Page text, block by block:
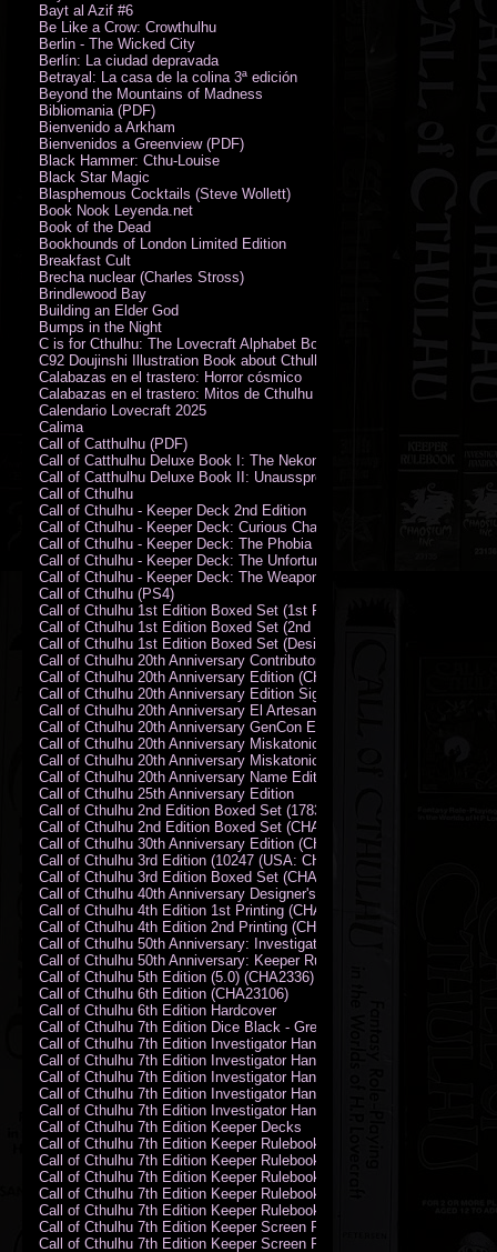
Bayt al Azif #6
Be Like a Crow: Crowthulhu
Berlin - The Wicked City
Berlín: La ciudad depravada
Betrayal: La casa de la colina 3ª edición
Beyond the Mountains of Madness
Bibliomania (PDF)
Bienvenido a Arkham
Bienvenidos a Greenview (PDF)
Black Hammer: Cthu-Louise
Black Star Magic
Blasphemous Cocktails (Steve Wollett)
Book Nook Leyenda.net
Book of the Dead
Bookhounds of London Limited Edition
Breakfast Cult
Brecha nuclear (Charles Stross)
Brindlewood Bay
Building an Elder God
Bumps in the Night
C is for Cthulhu: The Lovecraft Alphabet Board Book
C92 Doujinshi Illustration Book about Cthulhu Mythos
Calabazas en el trastero: Horror cósmico
Calabazas en el trastero: Mitos de Cthulhu
Calendario Lovecraft 2025
Calima
Call of Catthulhu (PDF)
Call of Catthulhu Deluxe Book I: The Nekonomikon
Call of Catthulhu Deluxe Book II: Unaussprechlichen Katzen
Call of Cthulhu
Call of Cthulhu - Keeper Deck 2nd Edition
Call of Cthulhu - Keeper Deck: Curious Charecter Deck
Call of Cthulhu - Keeper Deck: The Phobia Deck
Call of Cthulhu - Keeper Deck: The Unfortunate Events Deck
Call of Cthulhu - Keeper Deck: The Weapons and Artifacts Deck
Call of Cthulhu (PS4)
Call of Cthulhu 1st Edition Boxed Set (1st Printing) (CHA2009-X)
Call of Cthulhu 1st Edition Boxed Set (2nd Printing) (CHA2009-X)
Call of Cthulhu 1st Edition Boxed Set (Designer's Edition)
Call of Cthulhu 20th Anniversary Contributor Edition
Call of Cthulhu 20th Anniversary Edition (CHA2399)
Call of Cthulhu 20th Anniversary Edition Signed by Sandy Petersen
Call of Cthulhu 20th Anniversary El Artesano del Rey Edition
Call of Cthulhu 20th Anniversary GenCon Edition
Call of Cthulhu 20th Anniversary Miskatonic University Library Edition
Call of Cthulhu 20th Anniversary Miskatonic University Library Edition
Call of Cthulhu 20th Anniversary Name Edition
Call of Cthulhu 25th Anniversary Edition
Call of Cthulhu 2nd Edition Boxed Set (178301)
Call of Cthulhu 2nd Edition Boxed Set (CHA2301-X)
Call of Cthulhu 30th Anniversary Edition (CHA23126)
Call of Cthulhu 3rd Edition (10247 (USA: CHA2317-H))
Call of Cthulhu 3rd Edition Boxed Set (CHA2301-X)
Call of Cthulhu 40th Anniversary Designer's Edition 2009-DX
Call of Cthulhu 4th Edition 1st Printing (CHA2324)
Call of Cthulhu 4th Edition 2nd Printing (CHA2324)
Call of Cthulhu 50th Anniversary: Investigator Handbook (PDF)
Call of Cthulhu 50th Anniversary: Keeper Rulebook (PDF)
Call of Cthulhu 5th Edition (5.0) (CHA2336)
Call of Cthulhu 6th Edition (CHA23106)
Call of Cthulhu 6th Edition Hardcover
Call of Cthulhu 7th Edition Dice Black - Green
Call of Cthulhu 7th Edition Investigator Handbook (PDF)
Call of Cthulhu 7th Edition Investigator Handbook Backer Proof (PDF)
Call of Cthulhu 7th Edition Investigator Handbook Hardcover
Call of Cthulhu 7th Edition Investigator Handbook Leatherette
Call of Cthulhu 7th Edition Investigator Handbook Softcover
Call of Cthulhu 7th Edition Keeper Decks
Call of Cthulhu 7th Edition Keeper Rulebook (PDF)
Call of Cthulhu 7th Edition Keeper Rulebook Backer Proof (PDF)
Call of Cthulhu 7th Edition Keeper Rulebook Hardcover
Call of Cthulhu 7th Edition Keeper Rulebook Leatherette
Call of Cthulhu 7th Edition Keeper Rulebook Softcover
Call of Cthulhu 7th Edition Keeper Screen Pack
Call of Cthulhu 7th Edition Keeper Screen Pack (PDF)